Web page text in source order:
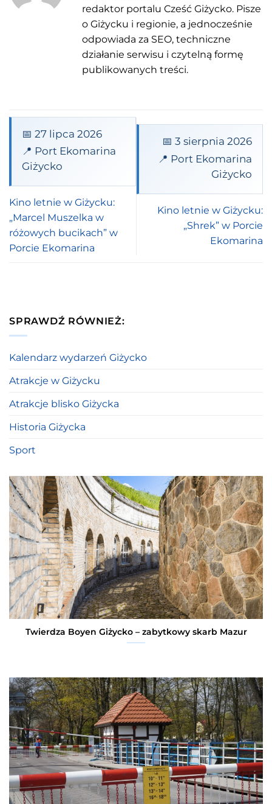
redaktor portalu Cześć Giżycko. Pisze
o Giżycku i regionie, a jednocześnie
odpowiada za SEO, techniczne
działanie serwisu i czytelną formę
publikowanych treści.
📅 27 lipca 2026
📍 Port Ekomarina
Giżycko
Kino letnie w Giżycku:
„Marcel Muszelka w
różowych bucikach” w
Porcie Ekomarina
📅 3 sierpnia 2026
📍 Port Ekomarina
Giżycko
Kino letnie w Giżycku:
„Shrek” w Porcie
Ekomarina
SPRAWDŹ RÓWNIEŻ:
Kalendarz wydarzeń Giżycko
Atrakcje w Giżycku
Atrakcje blisko Giżycka
Historia Giżycka
Sport
Twierdza Boyen Giżycko – zabytkowy skarb Mazur